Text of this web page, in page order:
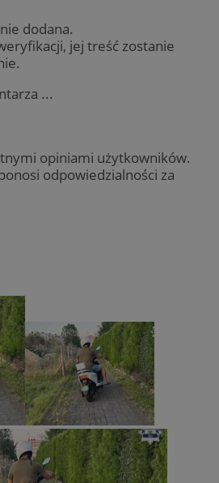
dodana.
jej treść zostanie
...
opiniami użytkowników.
odpowiedzialności za